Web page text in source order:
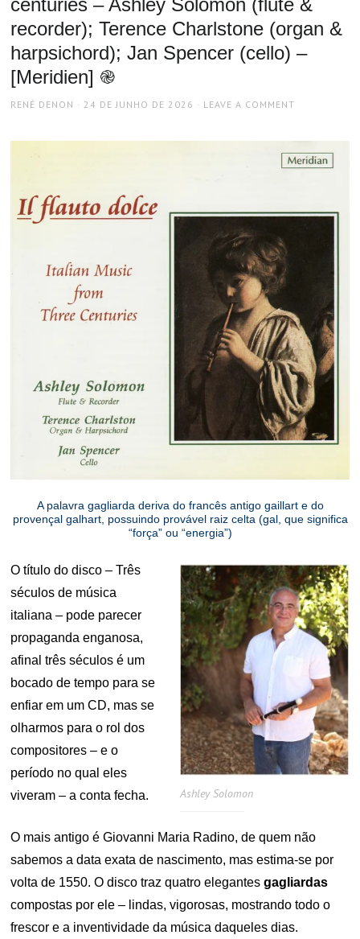
centuries – Ashley Solomon (flute &
recorder); Terence Charlstone (organ &
harpsichord); Jan Spencer (cello) –
[Meridien] ֎
AUTHOR
RENÉ DENON
POSTED
24 DE JUNHO DE 2026 LEAVE A COMMENT
A palavra gagliarda deriva do francês antigo gaillart e do
provençal galhart, possuindo provável raiz celta (gal, que significa
“força” ou “energia”)
Ashley Solomon
O título do disco – Três
séculos de música
italiana – pode parecer
propaganda enganosa,
afinal três séculos é um
bocado de tempo para se
enfiar em um CD, mas se
olharmos para o rol dos
compositores – e o
período no qual eles
viveram – a conta fecha.
O mais antigo é Giovanni Maria Radino, de quem não
sabemos a data exata de nascimento, mas estima-se por
volta de 1550. O disco traz quatro elegantesgagliardas
compostas por ele – lindas, vigorosas, mostrando todo o
frescor e a inventividade da música daqueles dias.